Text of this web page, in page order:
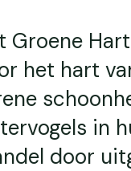
Groene
het hart
in
door